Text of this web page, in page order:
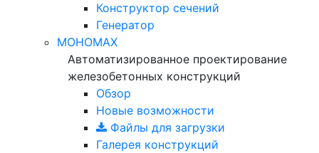
Конструктор сечений
Генератор
МОНОМАХ
Автоматизированное проектирование
железобетонных конструкций
Обзор
Новые возможности
Файлы для загрузки
Галерея конструкций